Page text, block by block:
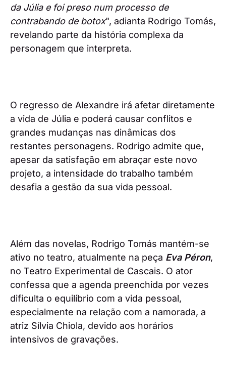
da Júlia e foi preso num processo de
contrabando de botox", adianta Rodrigo Tomás,
revelando parte da história complexa da
personagem que interpreta.
O regresso de Alexandre irá afetar diretamente
a vida de Júlia e poderá causar conflitos e
grandes mudanças nas dinâmicas dos
restantes personagens. Rodrigo admite que,
apesar da satisfação em abraçar este novo
projeto, a intensidade do trabalho também
desafia a gestão da sua vida pessoal.
Além das novelas, Rodrigo Tomás mantém-se
ativo no teatro, atualmente na peça Eva Péron,
no Teatro Experimental de Cascais. O ator
confessa que a agenda preenchida por vezes
dificulta o equilíbrio com a vida pessoal,
especialmente na relação com a namorada, a
atriz Sílvia Chiola, devido aos horários
intensivos de gravações.